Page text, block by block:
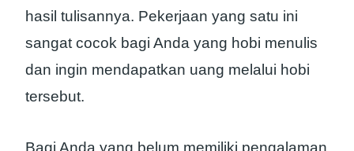
hasil tulisannya. Pekerjaan yang satu ini
sangat cocok bagi Anda yang hobi menulis
dan ingin mendapatkan uang melalui hobi
tersebut.
Bagi Anda yang belum memiliki pengalaman